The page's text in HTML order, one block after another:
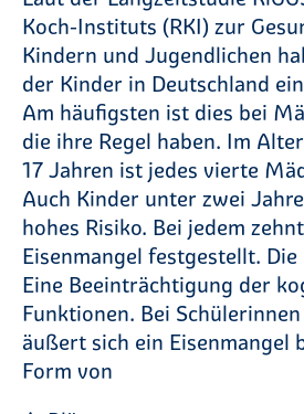
Koch-Instituts (RKI) zur
Kindern und Jugendlichen
der Kinder in Deutschland
Am häufigsten ist dies bei
die ihre Regel haben. Im
17 Jahren ist jedes vierte
Auch Kinder unter zwei
hohes Risiko. Bei jedem
Eisenmangel festgestellt. Die
Eine Beeinträchtigung der
Funktionen. Bei
äußert sich ein Eisenmangel
Form von